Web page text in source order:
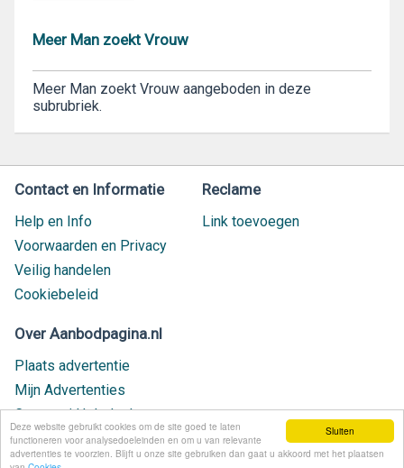
Sluiten
Deze website gebruikt cookies om de site goed te laten
functioneren voor analysedoeleinden en om u van relevante
advertenties te voorzien. Blijft u onze site gebruiken dan gaat u akkoord met het plaatsen
Meer Man zoekt Vrouw
Meer Man zoekt Vrouw aangeboden in deze
subrubriek.
Contact en Informatie
Help en Info
Voorwaarden en Privacy
Veilig handelen
Cookiebeleid
Reclame
Link toevoegen
Over Aanbodpagina.nl
Plaats advertentie
Mijn Advertenties
Contact / Helpdesk
Nieuw geplaatst